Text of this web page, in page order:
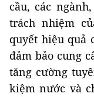
cầu, các
trách nhiệm
quyết hiệu quả
đảm bảo cung
tăng cường
kiệm nước và